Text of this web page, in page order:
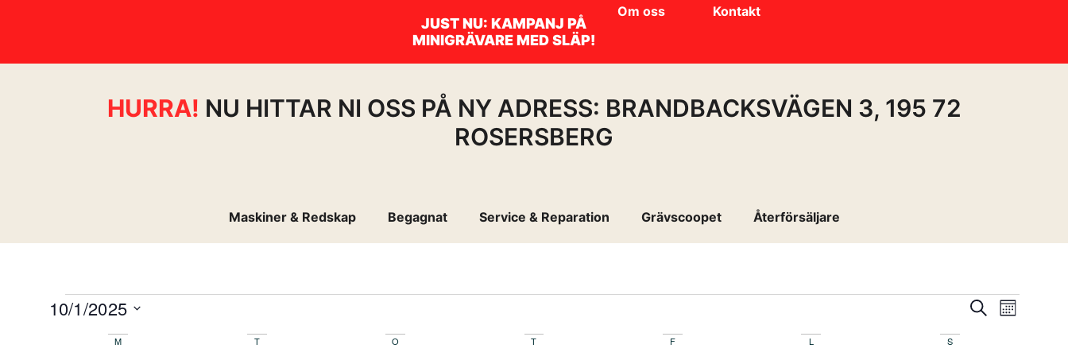
JUST NU: KAMPANJ PÅ
MINIGRÄVARE MED SLÄP!
Om oss Kontakt
HURRA! NU HITTAR NI OSS PÅ NY ADRESS: BRANDBACKSVÄGEN 3, 195 72
ROSERSBERG
Maskiner & Redskap Begagnat Service & Reparation Grävscoopet Återförsäljare
SÖK
MÅNAD
10/1/2025
M T O T F L S